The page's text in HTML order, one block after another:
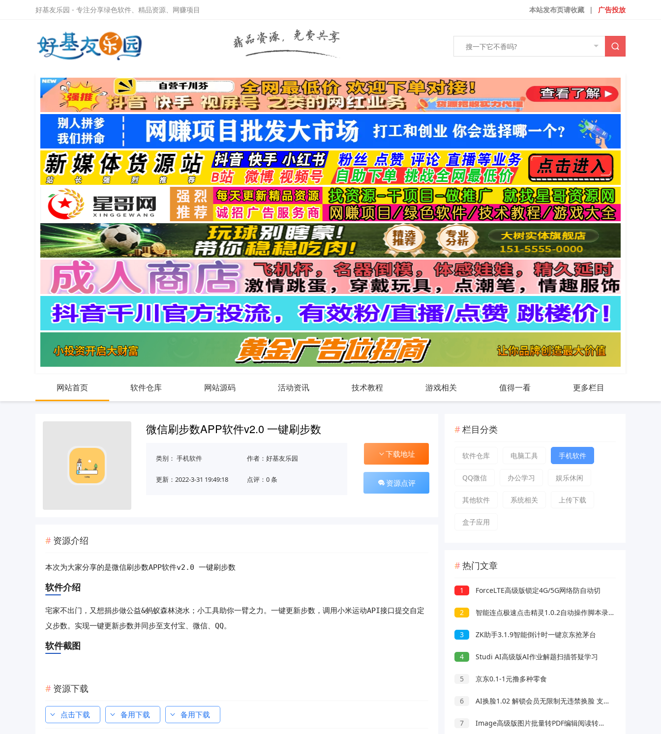
好基友乐园 - 专注分享绿色软件、精品资源、网赚项目 广告投放
|
本站发布页请收藏
网站首页 软件仓库 网站源码 活动资讯 技术教程 游戏相关 值得一看 更多栏目
微信刷步数APP软件v2.0 一键刷步数
类别： 手机软件 作者：好基友乐园
更新：2022-3-31 19:49:18 点评：0 条
下载地址
资源点评
资源介绍
本次为大家分享的是微信刷步数APP软件v2.0 一键刷步数
软件介绍
宅家不出门，又想捐步做公益&蚂蚁森林浇水；小工具助你一臂之力。一键更新步数，调用小米运动API接口提交自定
义步数。实现一键更新步数并同步至支付宝、微信、QQ。
软件截图
资源下载
点击下载 备用下载 备用下载
栏目分类
软件仓库 电脑工具 手机软件
QQ微信 办公学习 娱乐休闲
其他软件 系统相关 上传下载
盒子应用
热门文章
1 ForceLTE高级版锁定4G/5G网络防自动切
2 智能连点极速点击精灵1.0.2自动操作脚本录制解放双手
3 ZK助手3.1.9智能倒计时一键京东抢茅台
4 Studi AI高级版AI作业解题扫描答疑学习
5 京东0.1-1元撸多种零食
6 AI换脸1.02 解锁会员无限制无违禁换脸 支持照片/视频
7 Image高级版图片批量转PDF编辑阅读转换工具